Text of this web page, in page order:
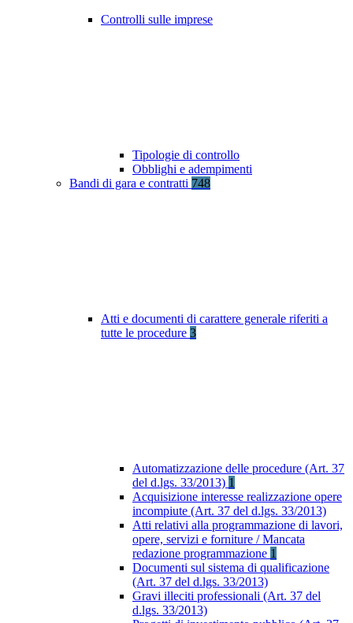
Controlli sulle imprese
Tipologie di controllo
Obblighi e adempimenti
Bandi di gara e contratti 748
Atti e documenti di carattere generale riferiti a
tutte le procedure 3
Automatizzazione delle procedure (Art. 37
del d.lgs. 33/2013) 1
Acquisizione interesse realizzazione opere
incompiute (Art. 37 del d.lgs. 33/2013)
Atti relativi alla programmazione di lavori,
opere, servizi e forniture / Mancata
redazione programmazione 1
Documenti sul sistema di qualificazione
(Art. 37 del d.lgs. 33/2013)
Gravi illeciti professionali (Art. 37 del
d.lgs. 33/2013)